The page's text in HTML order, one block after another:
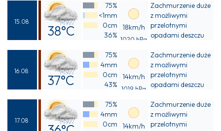
15.08
38°C
41°C
75%
<1mm
0cm
36%
18km/h
1020 hPa
Zachmurzenie duże
z możliwymi
przelotnymi
opadami deszczu
16.08
37°C
42°C
75%
4mm
0cm
43%
14km/h
1019 hPa
Zachmurzenie duże
z możliwymi
przelotnymi
opadami deszczu
17.08
75%
4mm
0cm
14km/h
Zachmurzenie duże
z możliwymi
przelotnymi